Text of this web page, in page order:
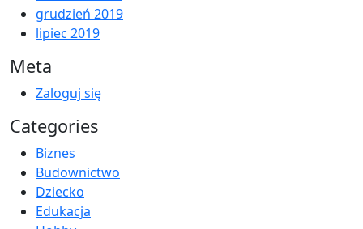
grudzień 2019
lipiec 2019
Meta
Zaloguj się
Categories
Biznes
Budownictwo
Dziecko
Edukacja